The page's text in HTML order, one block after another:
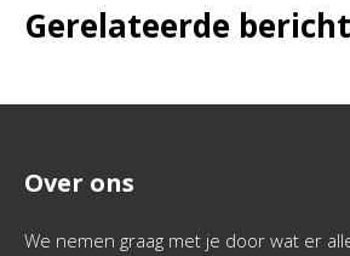
Gerelateerde
Over ons
We nemen graag met je door wat er